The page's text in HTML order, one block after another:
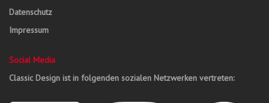
Datenschutz
Impressum
Social Media
Classic Design ist in folgenden sozialen Netzwerken vertreten: